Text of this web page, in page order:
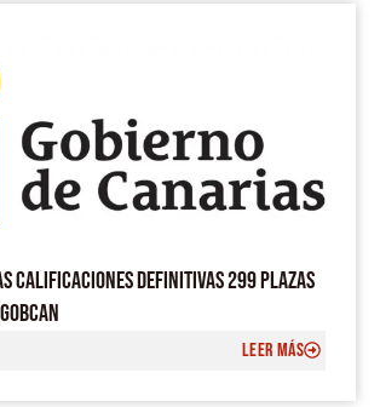
CALIFICACIONES DEFINITIVAS 299 PLAZAS
LEER MÁS